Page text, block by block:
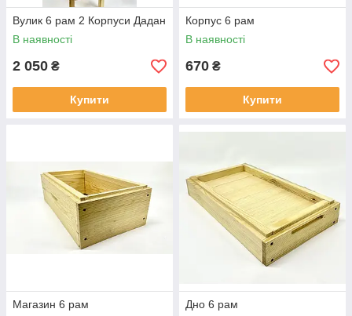
Вулик 6 рам 2 Корпуси Дадан
В наявності
2 050 ₴
Купити
Корпус 6 рам
В наявності
670 ₴
Купити
Магазин 6 рам
Дно 6 рам